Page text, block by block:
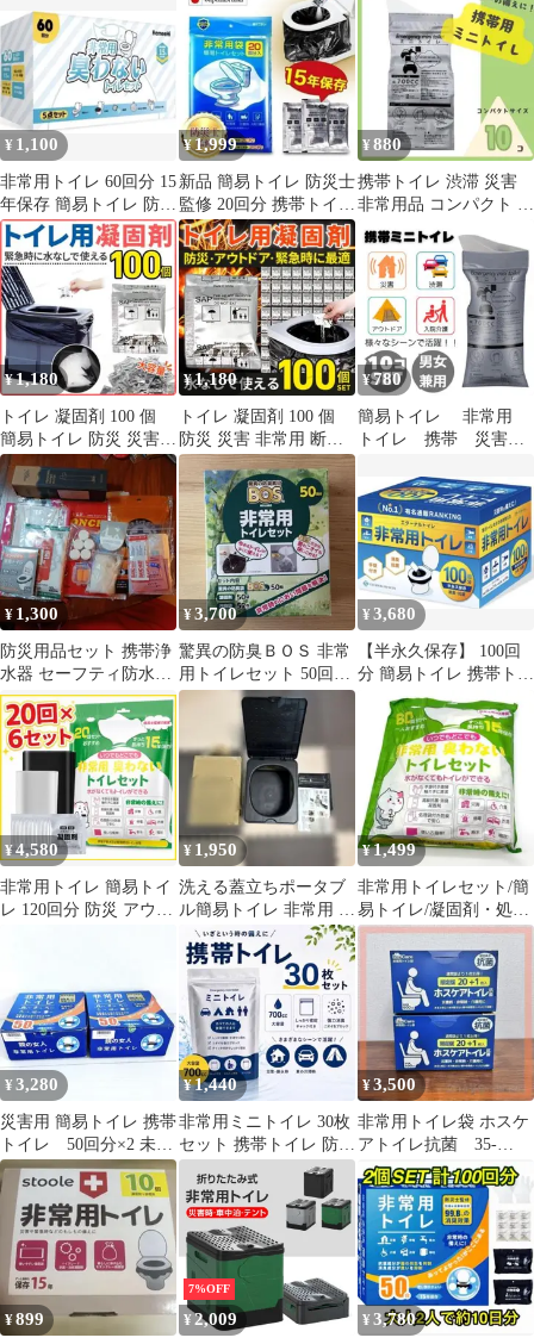
ド
山 男女兼用 簡易トイレ
ミニトイレ シートタイ
プ 防災グッズ 緊急時
災害時 アウトドア 渋滞
¥ 1,100
非常用トイレ 60回分 15
年保存 簡易トイレ 防災
グッズ
¥1,999
新品 簡易トイレ 防災士
監修 20回分 携帯トイレ
非常用トイレ 災害時用
¥ 880
携帯トイレ 渋滞 災害
非常用品 コンパクト 簡
単処理 旅行用 個包装
10個
¥1,180
トイレ 凝固剤 100 個
簡易トイレ 防災 災害
非常用 携帯 キャンプ
渋滞
¥1,180
トイレ 凝固剤 100 個
防災 災害 非常用 断水
地震 携帯 キャンプ 渋
滞
¥780
簡易トイレ 非常用
トイレ 携帯 災害
ズ 登山 介護
¥ 1,300
防災用品セット 携帯浄
水器 セーフティ防水ポ
ーチ入防災4点セット
+他
¥3,700
驚異の防臭ＢＯＳ 非常
用トイレセット 50回分
新品・未使用
¥3,680
【半永久保存】 100回
分 簡易トイレ 携帯トイ
レ 非常用トイレ
¥4,580
非常用トイレ 簡易トイ
レ 120回分 防災 アウト
¥ 1,950
洗える蓋立ちポータブ
ル簡易トイレ 非常用 ア
ウトドア
¥1,499
非常用トイレセット/簡
易トイレ/凝固剤・処理
袋・手袋付き/60回分/15
年保存
¥3,280
災害用 簡易トイレ 携帯
トイレ 50回分×2 未開
封 防災 地震 非常用
¥1,440
非常用ミニトイレ 30枚
セット 携帯トイレ 防災
グッズ 簡易トイレ
¥3,500
非常用トイレ袋 ホスケ
アトイレ抗菌 35-
730928001
¥899
7%OFF
¥ 2,009 ¥ 3,780